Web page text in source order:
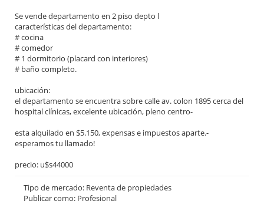
Se vende departamento en 2 piso depto l
características del departamento:
# cocina
# comedor
# 1 dormitorio (placard con interiores)
# baño completo.
ubicación:
el departamento se encuentra sobre calle av. colon 1895 cerca del
hospital clínicas, excelente ubicación, pleno centro-
esta alquilado en $5.150, expensas e impuestos aparte.-
esperamos tu llamado!
precio: u$s44000
Tipo de mercado: Reventa de propiedades
Publicar como: Profesional